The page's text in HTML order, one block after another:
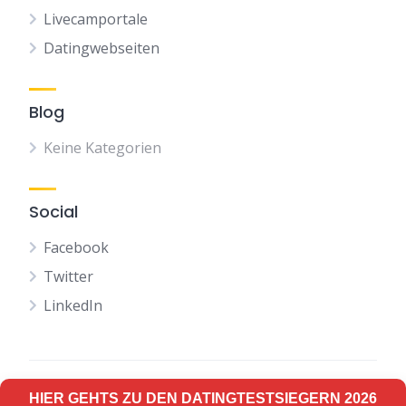
Livecamportale
Datingwebseiten
Blog
Keine Kategorien
Social
Facebook
Twitter
LinkedIn
Terms of Use Privacy Policy
HIER GEHTS ZU DEN DATINGTESTSIEGERN 2026